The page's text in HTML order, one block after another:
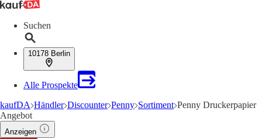
Suchen
10178 Berlin
Alle Prospekte
kaufDA Händler Discounter Penny Sortiment Penny Druckerpapier
Angebot
Anzeigen